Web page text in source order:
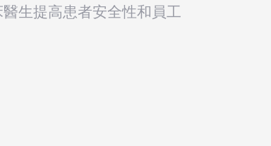
生提高患者安全性和員工